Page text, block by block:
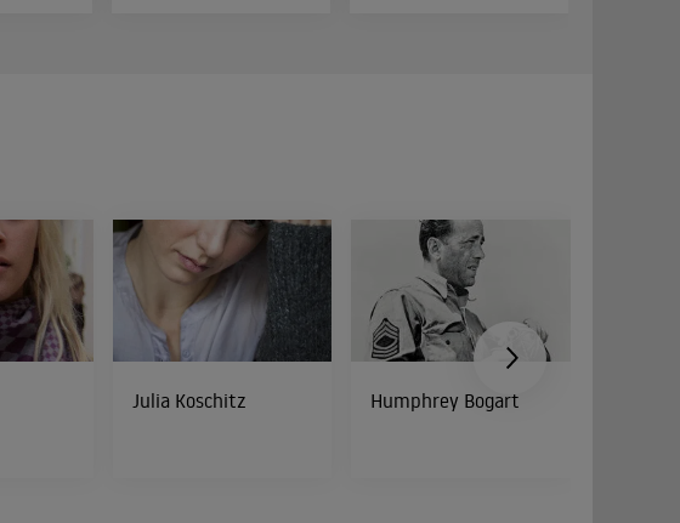
Julia Koschitz Humphrey Bogart